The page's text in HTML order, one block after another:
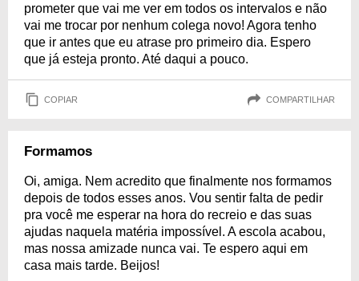
prometer que vai me ver em todos os intervalos e não
vai me trocar por nenhum colega novo! Agora tenho
que ir antes que eu atrase pro primeiro dia. Espero
que já esteja pronto. Até daqui a pouco.
COPIAR COMPARTILHAR
Formamos
Oi, amiga. Nem acredito que finalmente nos formamos
depois de todos esses anos. Vou sentir falta de pedir
pra você me esperar na hora do recreio e das suas
ajudas naquela matéria impossível. A escola acabou,
mas nossa amizade nunca vai. Te espero aqui em
casa mais tarde. Beijos!